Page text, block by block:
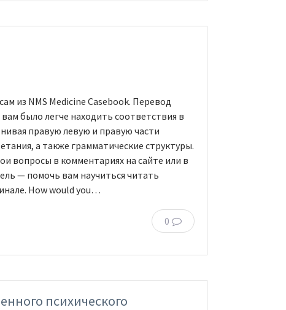
из NMS Medicine Casebook. Перевод
было легче находить соответствия в
правую левую и правую части
а также грамматические структуры.
вопросы в комментариях на сайте или в
— помочь вам научиться читать
How would you…
0
психического